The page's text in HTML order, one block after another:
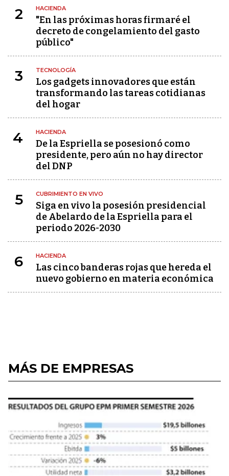
2 HACIENDA
"En las próximas horas firmaré el
decreto de congelamiento del gasto
público"
3 TECNOLOGÍA
Los gadgets innovadores que están
transformando las tareas cotidianas
del hogar
4 HACIENDA
De la Espriella se posesionó como
presidente, pero aún no hay director
del DNP
5 CUBRIMIENTO EN VIVO
Siga en vivo la posesión presidencial
de Abelardo de la Espriella para el
periodo 2026-2030
6 HACIENDA
Las cinco banderas rojas que hereda el
nuevo gobierno en materia económica
MÁS DE EMPRESAS